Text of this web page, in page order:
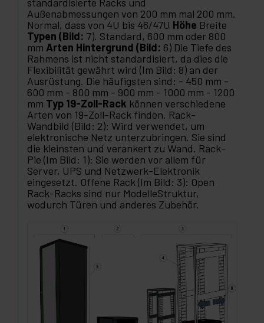
Außenabmessungen von 200 mm mal 200 mm.
Normal, dass von 4U bis 46/47U Höhe Breite
Typen (Bild: 7). Standard, 600 mm oder 800
mm Arten Hintergrund (Bild: 6) Die Tiefe des
Rahmens ist nicht standardisiert, da dies die
Flexibilität gewährt wird (Im Bild: 8) an der
Ausrüstung. Die häufigsten sind: - 450 mm -
600 mm - 800 mm - 900 mm - 1000 mm - 1200
mm Typ 19-Zoll-Rack können verschiedene
Arten von 19-Zoll-Rack finden. Rack-
Wandbild (Bild: 2): Wird verwendet, um
elektronische Netz unterzubringen. Sie sind
die kleinsten und verankert zu Wand. Rack-
Pie (Im Bild: 1): Sie werden vor allem für
Server, UPS und Netzwerk-Elektronik
eingesetzt. Offene Rack (Im Bild: 3): Open
Rack-Racks sind nur ModelleStruktur,
wodurch Türen und anderes Zubehör.